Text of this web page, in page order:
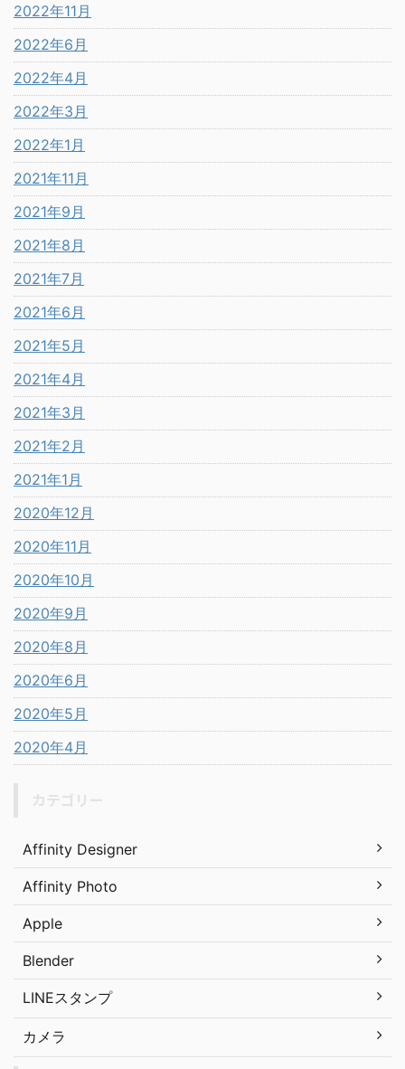
2022年11月
2022年6月
2022年4月
2022年3月
2022年1月
2021年11月
2021年9月
2021年8月
2021年7月
2021年6月
2021年5月
2021年4月
2021年3月
2021年2月
2021年1月
2020年12月
2020年11月
2020年10月
2020年9月
2020年8月
2020年6月
2020年5月
2020年4月
Affinity Designer
Affinity Photo
Apple
Blender
LINEスタンプ
カメラ